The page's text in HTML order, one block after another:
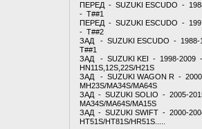
ПЕРЕД - SUZUKI ESCUDO -
- T##1
ПЕРЕД - SUZUKI ESCUDO -
- T##2
ЗАД - SUZUKI ESCUDO -
T##1
ЗАД - SUZUKI KEI - 1998-2009
HN11S,12S,22S/H21S
ЗАД - SUZUKI WAGON R -
MH23S/MA34S/MA64S
ЗАД - SUZUKI SOLIO - 2005-
MA34S/MA64S/MA15S
ЗАД - SUZUKI SWIFT - 2000-
HT51S/HT81S/HR51S.....